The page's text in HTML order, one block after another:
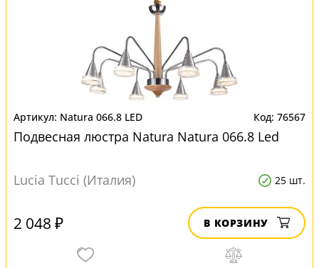
Natura 066.8 LED 76567
Подвесная люстра Natura Natura 066.8 Led
Lucia Tucci (Италия) 25 шт.
2 048 ₽ В КОРЗИНУ